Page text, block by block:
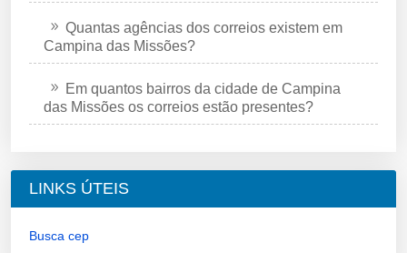
Quantas agências dos correios existem em
Campina das Missões?
Em quantos bairros da cidade de Campina
das Missões os correios estão presentes?
LINKS ÚTEIS
Busca cep